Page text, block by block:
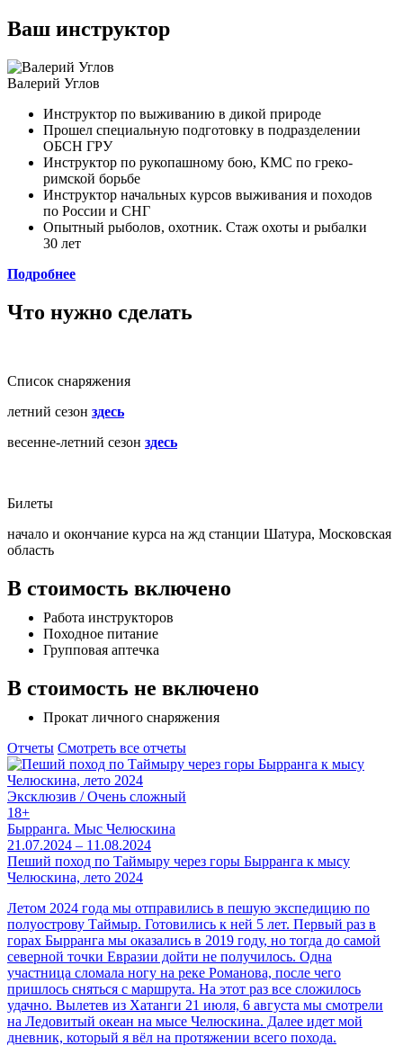
Ваш инструктор
Валерий Углов
Инструктор по выживанию в дикой природе
Прошел специальную подготовку в подразделении
ОБСН ГРУ
Инструктор по рукопашному бою, КМС по греко-
римской борьбе
Инструктор начальных курсов выживания и походов
по России и СНГ
Опытный рыболов, охотник. Стаж охоты и рыбалки
30 лет
Подробнее
Что нужно сделать
Список снаряжения
летний сезон здесь
весенне-летний сезон здесь
Билеты
начало и окончание курса на жд станции Шатура, Московская
область
В стоимость включено
Работа инструкторов
Походное питание
Групповая аптечка
В стоимость не включено
Прокат личного снаряжения
Отчеты Смотреть все отчеты
Эксклюзив / Очень сложный
18+
Бырранга. Мыс Челюскина
21.07.2024 – 11.08.2024
Пеший поход по Таймыру через горы Бырранга к мысу
Челюскина, лето 2024
Летом 2024 года мы отправились в пешую экспедицию по
полуострову Таймыр. Готовились к ней 5 лет. Первый раз в
горах Бырранга мы оказались в 2019 году, но тогда до самой
северной точки Евразии дойти не получилось. Одна
участница сломала ногу на реке Романова, после чего
пришлось сняться с маршрута. На этот раз все сложилось
удачно. Вылетев из Хатанги 21 июля, 6 августа мы смотрели
на Ледовитый океан на мысе Челюскина. Далее идет мой
дневник, который я вёл на протяжении всего похода.